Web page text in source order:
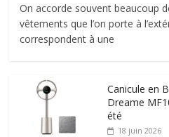
On accorde souvent beaucoup
vêtements que l’on porte à
correspondent à une
Canicule en
Dreame
été
18 juin 2026